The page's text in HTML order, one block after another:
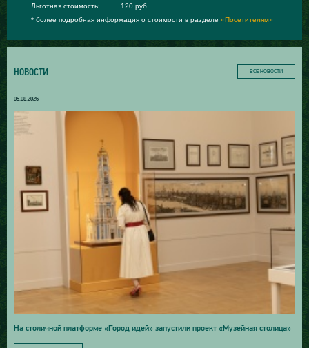
Льготная стоимость:
120 руб.
* более подробная информация о стоимости в разделе «Посетителям»
НОВОСТИ ВСЕ НОВОСТИ
05.08.2026
На столичной платформе «Город идей» запустили проект «Музейная столица»